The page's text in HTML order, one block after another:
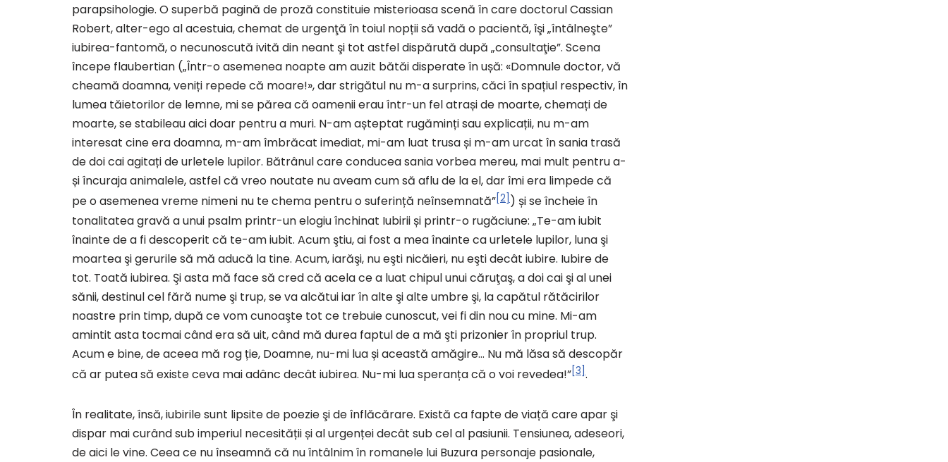
parapsihologie. O superbă pagină de proză constituie misterioasa scenă în care doctorul Cassian
Robert, alter-ego al acestuia, chemat de urgenţă în toiul nopții să vadă o pacientă, îşi „întâlneşte”
iubirea-fantomă, o necunoscută ivită din neant şi tot astfel dispărută după „consultaţie”. Scena
începe flaubertian („Într-o asemenea noapte am auzit bătăi disperate în ușă: «Domnule doctor, vă
cheamă doamna, veniți repede că moare!», dar strigătul nu m-a surprins, căci în spațiul respectiv, în
lumea tăietorilor de lemne, mi se părea că oamenii erau într-un fel atrași de moarte, chemați de
moarte, se stabileau aici doar pentru a muri. N-am așteptat rugăminți sau explicații, nu m-am
interesat cine era doamna, m-am îmbrăcat imediat, mi-am luat trusa și m-am urcat în sania trasă
de doi cai agitați de urletele lupilor. Bătrânul care conducea sania vorbea mereu, mai mult pentru a-
și încuraja animalele, astfel că vreo noutate nu aveam cum să aflu de la el, dar îmi era limpede că
pe o asemenea vreme nimeni nu te chema pentru o suferință neînsemnată”[2] ) și se încheie în
tonalitatea gravă a unui psalm printr-un elogiu închinat Iubirii și printr-o rugăciune: „Te-am iubit
înainte de a fi descoperit că te-am iubit. Acum ştiu, ai fost a mea înainte ca urletele lupilor, luna şi
moartea şi gerurile să mă aducă la tine. Acum, iarăşi, nu eşti nicăieri, nu eşti decât iubire. Iubire de
tot. Toată iubirea. Şi asta mă face să cred că acela ce a luat chipul unui căruţaş, a doi cai şi al unei
sănii, destinul cel fără nume şi trup, se va alcătui iar în alte şi alte umbre şi, la capătul rătăcirilor
noastre prin timp, după ce vom cunoaşte tot ce trebuie cunoscut, vei fi din nou cu mine. Mi-am
amintit asta tocmai când era să uit, când mă durea faptul de a mă şti prizonier în propriul trup.
Acum e bine, de aceea mă rog ție, Doamne, nu-mi lua și această amăgire… Nu mă lăsa să descopăr
că ar putea să existe ceva mai adânc decât iubirea. Nu-mi lua speranța că o voi revedea!”[3].
În realitate, însă, iubirile sunt lipsite de poezie şi de înflăcărare. Există ca fapte de viață care apar şi
dispar mai curând sub imperiul necesității și al urgenței decât sub cel al pasiunii. Tensiunea, adeseori,
de aici le vine. Ceea ce nu înseamnă că nu întâlnim în romanele lui Buzura personaje pasionale,